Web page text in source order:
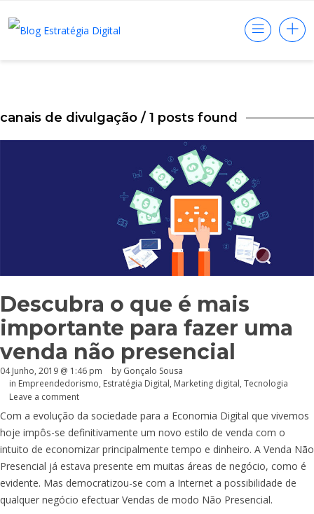
canais de divulgação / 1 posts found
Descubra o que é mais
importante para fazer uma
venda não presencial
04 Junho, 2019 @ 1:46 pm by Gonçalo Sousa
in Empreendedorismo, Estratégia Digital, Marketing digital, Tecnologia
Leave a comment
Com a evolução da sociedade para a Economia Digital que vivemos
hoje impôs-se definitivamente um novo estilo de venda com o
intuito de economizar principalmente tempo e dinheiro. A Venda Não
Presencial já estava presente em muitas áreas de negócio, como é
evidente. Mas democratizou-se com a Internet a possibilidade de
qualquer negócio efectuar Vendas de modo Não Presencial.